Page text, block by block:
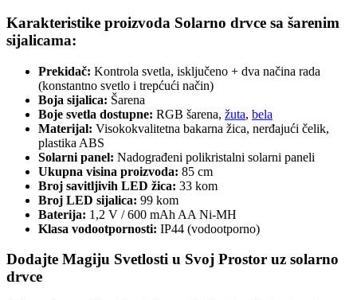
Karakteristike proizvoda Solarno drvce sa šarenim
sijalicama:
Prekidač: Kontrola svetla, isključeno + dva načina rada
(konstantno svetlo i trepćući način)
Boja sijalica: Šarena
Boje svetla dostupne: RGB šarena, žuta, bela
Materijal: Visokokvalitetna bakarna žica, nerđajući čelik,
plastika ABS
Solarni panel: Nadograđeni polikristalni solarni paneli
Ukupna visina proizvoda: 85 cm
Broj savitljivih LED žica: 33 kom
Broj LED sijalica: 99 kom
Baterija: 1,2 V / 600 mAh AA Ni-MH
Klasa vodootpornosti: IP44 (vodootporno)
Dodajte Magiju Svetlosti u Svoj Prostor uz solarno
drvce